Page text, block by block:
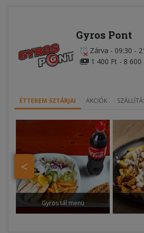
Gyros Pont
Zárva - 09:30 -
1 400 Ft - 8 600
ÉTTEREM SZTÁRJAI AKCIÓK
<
Gyros tál menü